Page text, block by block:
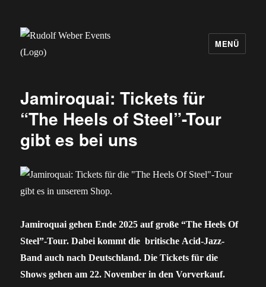
MENÜ
Jamiroquai: Tickets für
“The Heels of Steel”-Tour
gibt es bei uns
Jamiroquai gehen Ende 2025 auf große “The Heels Of
Steel”-Tour. Dabei kommt die britische Acid-Jazz-
Band auch nach Deutschland. Die Tickets für die
Shows gehen am 22. November in den Vorverkauf.